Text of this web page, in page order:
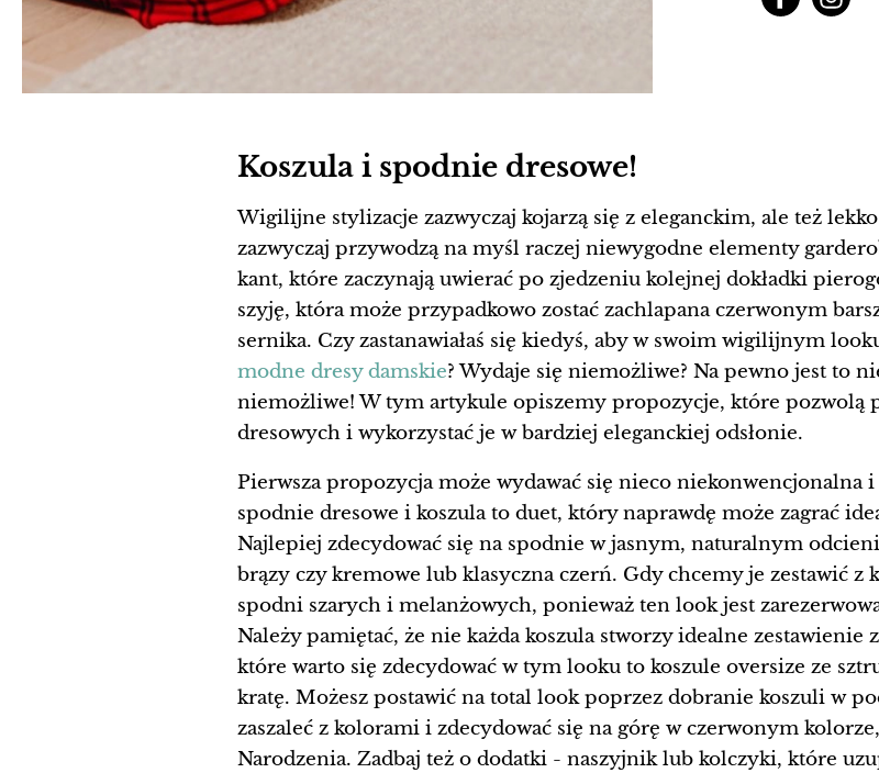
Koszula i spodnie dresowe!
Wigilijne stylizacje zazwyczaj kojarzą się z eleganckim, ale też
zazwyczaj przywodzą na myśl raczej niewygodne elementy
kant, które zaczynają uwierać po zjedzeniu kolejnej dokładki
szyję, która może przypadkowo zostać zachlapana czerwonym
sernika. Czy zastanawiałaś się kiedyś, aby w swoim wigilijnym
modne dresy damskie? Wydaje się niemożliwe? Na pewno jest to
niemożliwe! W tym artykule opiszemy propozycje, które pozwolą
dresowych i wykorzystać je w bardziej eleganckiej odsłonie.
Pierwsza propozycja może wydawać się nieco niekonwencjonalna
spodnie dresowe i koszula to duet, który naprawdę może zagrać
Najlepiej zdecydować się na spodnie w jasnym, naturalnym
brązy czy kremowe lub klasyczna czerń. Gdy chcemy je zestawić z
spodni szarych i melanżowych, ponieważ ten look jest
Należy pamiętać, że nie każda koszula stworzy idealne
które warto się zdecydować w tym looku to koszule oversize ze
kratę. Możesz postawić na total look poprzez dobranie koszuli w
zaszaleć z kolorami i zdecydować się na górę w czerwonym
Narodzenia. Zadbaj też o dodatki - naszyjnik lub kolczyki, które